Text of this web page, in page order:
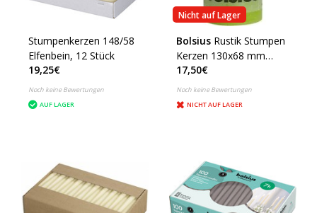
Stumpenkerzen 148/58
Elfenbein, 12 Stück
19,25€
Noch keine Bewertungen
AUF LAGER
Nicht auf Lager
Bolsius Rustik Stumpen
Kerzen 130x68 mm
Lemon, 6 Stück
17,50€
Noch keine Bewertungen
NICHT AUF LAGER